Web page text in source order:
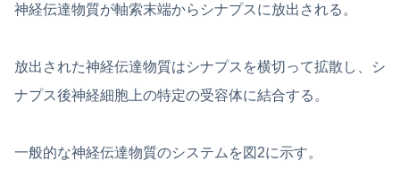
神経伝達物質が軸索末端からシナプスに放出される。
放出された神経伝達物質はシナプスを横切って拡散し、シ
ナプス後神経細胞上の特定の受容体に結合する。
一般的な神経伝達物質のシステムを図2に示す。